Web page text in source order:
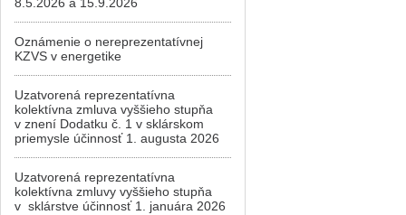
Oznámenie o nereprezentatívnej
KZVS v energetike
Uzatvorená reprezentatívna
kolektívna zmluva vyššieho stupňa
v znení Dodatku č. 1 v sklárskom
priemysle účinnosť 1. augusta 2026
Uzatvorená reprezentatívna
kolektívna zmluvy vyššieho stupňa
v sklárstve účinnosť 1. januára 2026